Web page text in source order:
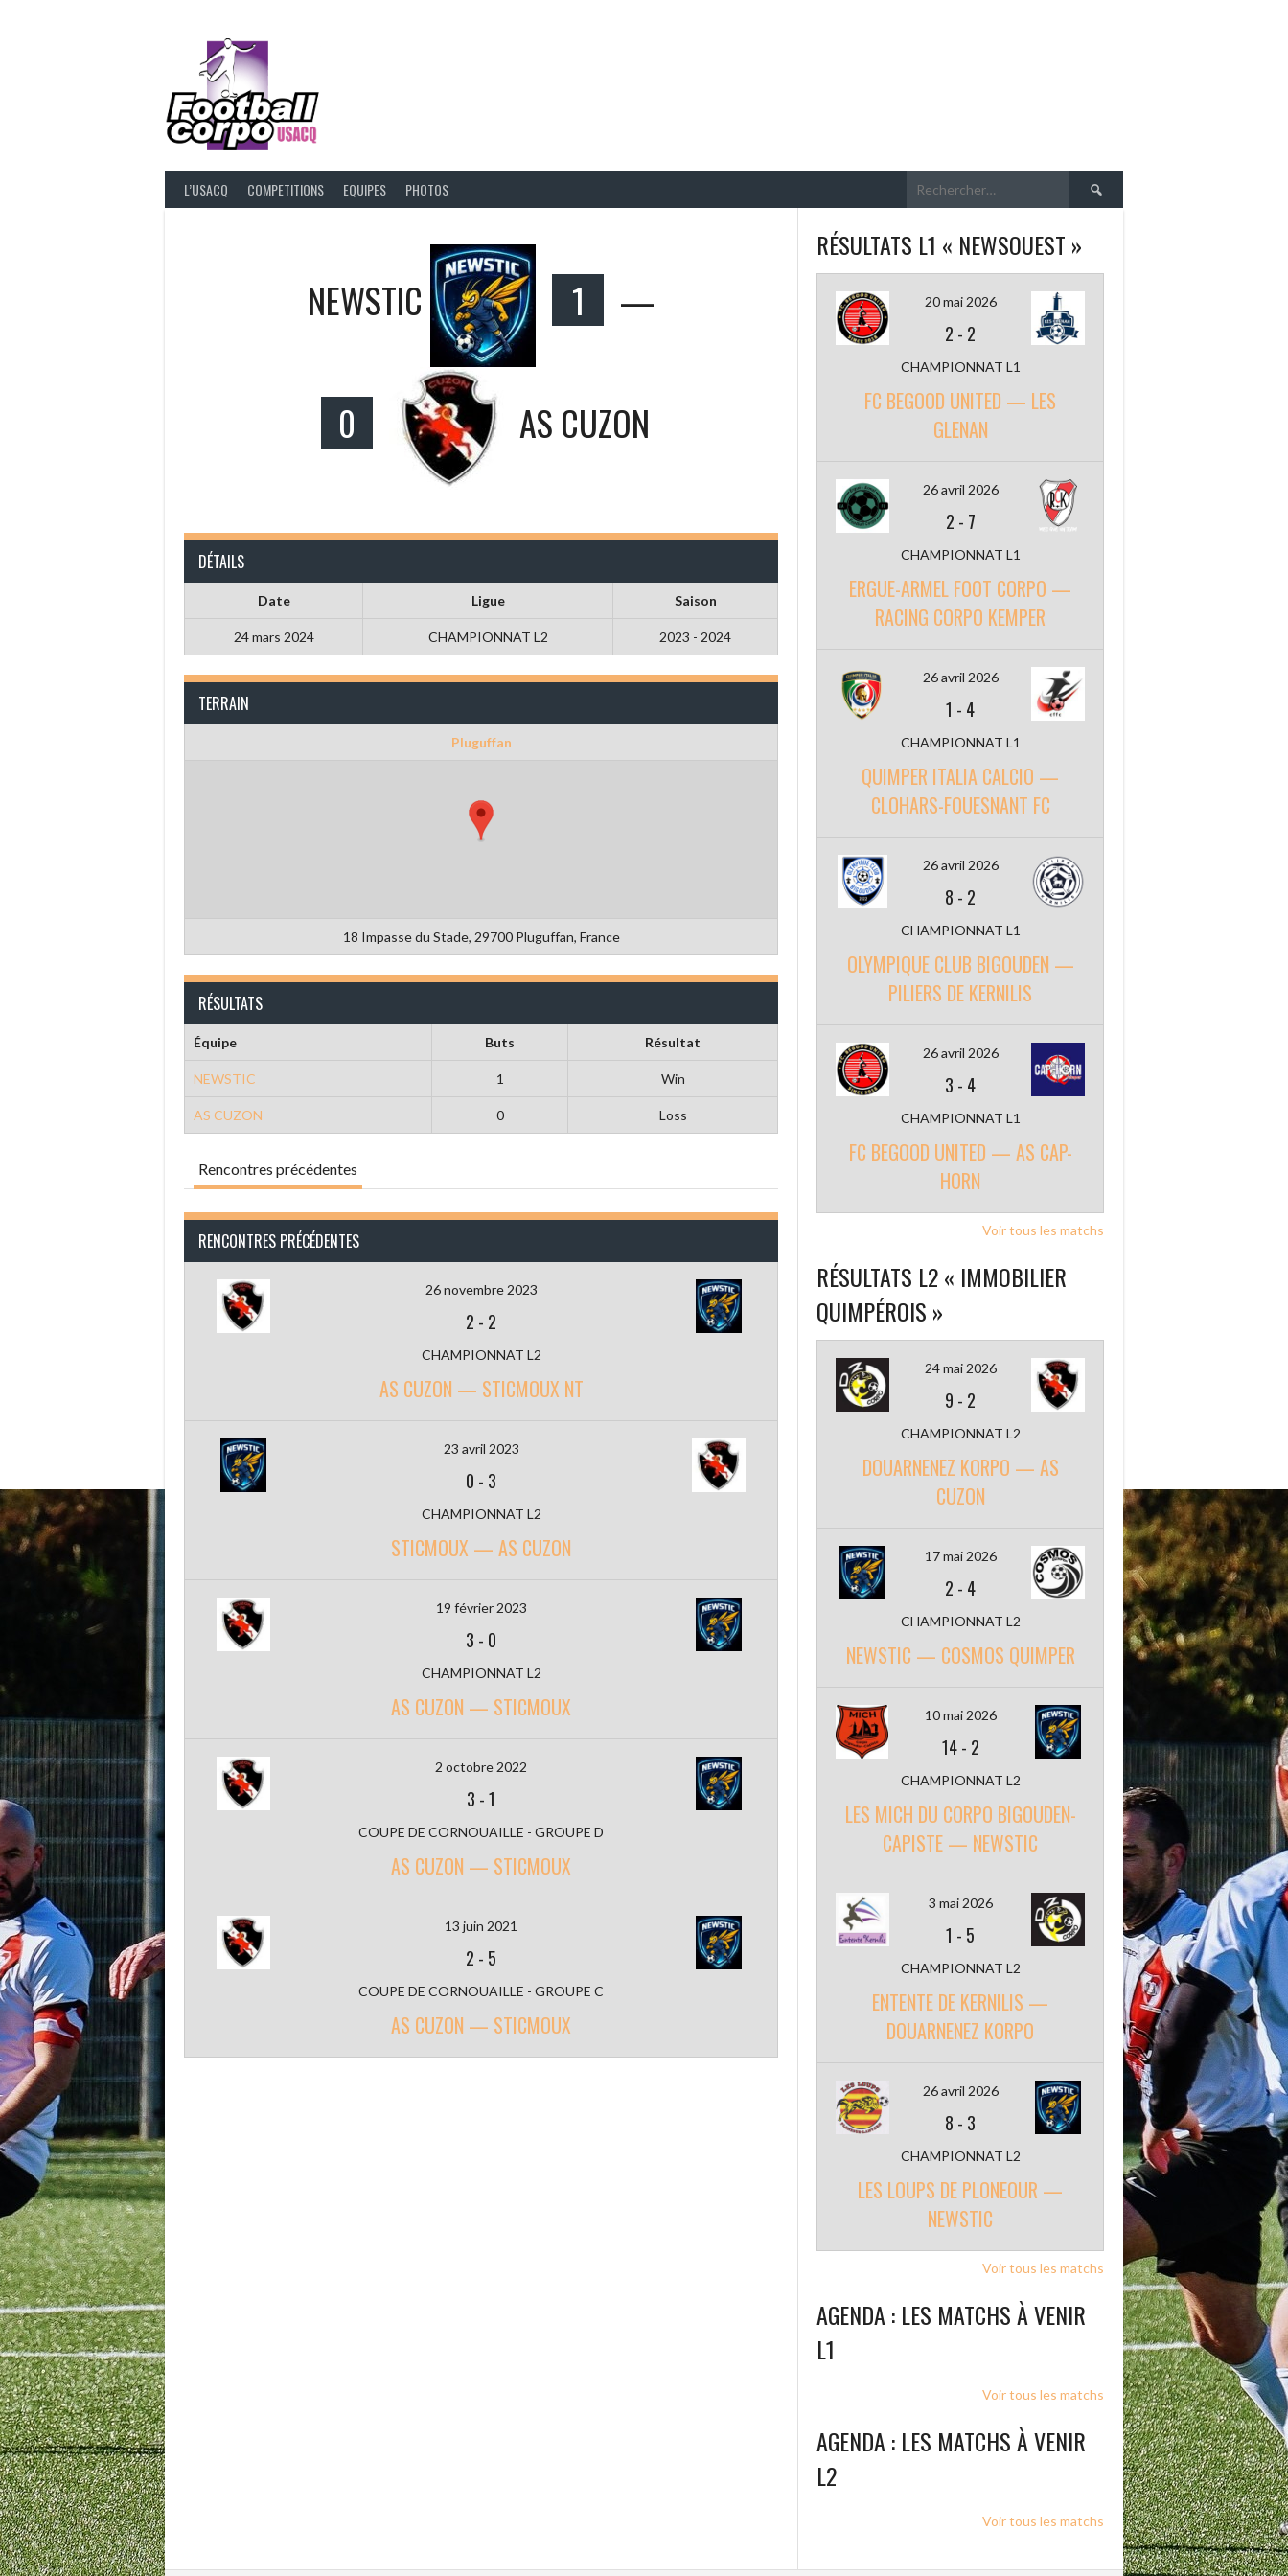
L’USACQ COMPETITIONS EQUIPES PHOTOS Rechercher :
NEWSTIC 1 —
0 AS CUZON
DÉTAILS
Date Ligue Saison
24 mars 2024 CHAMPIONNAT L2 2023 - 2024
TERRAIN
Pluguffan
18 Impasse du Stade, 29700 Pluguffan, France
RÉSULTATS
Équipe Buts Résultat
NEWSTIC 1 Win
AS CUZON 0 Loss
Rencontres précédentes
RENCONTRES PRÉCÉDENTES
26 novembre 2023
2 - 2
CHAMPIONNAT L2
AS CUZON — STICMOUX NT
23 avril 2023
0 - 3
CHAMPIONNAT L2
STICMOUX — AS CUZON
19 février 2023
3 - 0
CHAMPIONNAT L2
AS CUZON — STICMOUX
2 octobre 2022
3 -1
COUPE DE CORNOUAILLE - GROUPE D
AS CUZON — STICMOUX
13 juin 2021
2 - 5
COUPE DE CORNOUAILLE - GROUPE C
AS CUZON — STICMOUX
RÉSULTATS L1 « NEWSOUEST »
20 mai 2026
2 - 2
CHAMPIONNAT L1
FC BEGOOD UNITED — LES
GLENAN
26 avril 2026
2 - 7
CHAMPIONNAT L1
ERGUE-ARMEL FOOT CORPO —
RACING CORPO KEMPER
26 avril 2026
1 - 4
CHAMPIONNAT L1
QUIMPER ITALIA CALCIO —
CLOHARS-FOUESNANT FC
26 avril 2026
8 - 2
CHAMPIONNAT L1
OLYMPIQUE CLUB BIGOUDEN —
PILIERS DE KERNILIS
26 avril 2026
3 - 4
CHAMPIONNAT L1
FC BEGOOD UNITED — AS CAP-
HORN
Voir tous les matchs
RÉSULTATS L2 « IMMOBILIER
QUIMPÉROIS »
24 mai 2026
9 - 2
CHAMPIONNAT L2
DOUARNENEZ KORPO — AS
CUZON
17 mai 2026
2 - 4
CHAMPIONNAT L2
NEWSTIC — COSMOS QUIMPER
10 mai 2026
14- 2
CHAMPIONNAT L2
LES MICH DU CORPO BIGOUDEN-
CAPISTE — NEWSTIC
3 mai 2026
1 - 5
CHAMPIONNAT L2
ENTENTE DE KERNILIS —
DOUARNENEZ KORPO
26 avril 2026
8 - 3
CHAMPIONNAT L2
LES LOUPS DE PLONEOUR —
NEWSTIC
Voir tous les matchs
AGENDA : LES MATCHS À VENIR
L1
Voir tous les matchs
AGENDA : LES MATCHS À VENIR
L2
Voir tous les matchs